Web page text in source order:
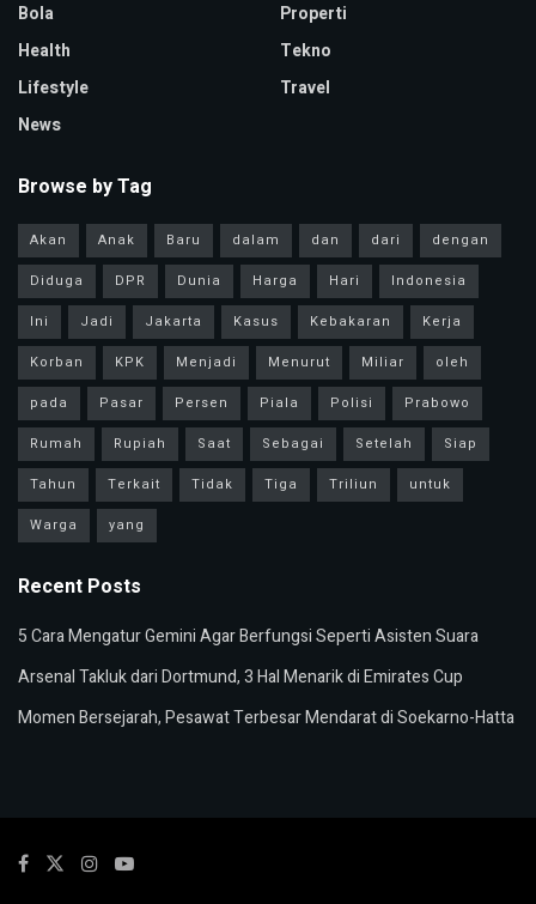
Bola
Health
Lifestyle
News
Properti
Tekno
Travel
Browse by Tag
Akan Anak Baru dalam dan dari
dengan
Diduga
DPR Dunia Harga Hari
Indonesia
Ini
Jadi Jakarta Kasus Kebakaran
Kerja
Korban
KPK Menjadi Menurut Miliar
oleh
pada
Pasar Persen Piala Polisi
Prabowo
Rumah
Rupiah Saat Sebagai Setelah
Siap
Tahun
Terkait Tidak Tiga Triliun
untuk
Warga
yang
Recent Posts
5 Cara Mengatur Gemini Agar Berfungsi Seperti Asisten Suara
Arsenal Takluk dari Dortmund, 3 Hal Menarik di Emirates Cup
Momen Bersejarah, Pesawat Terbesar Mendarat di Soekarno-Hatta